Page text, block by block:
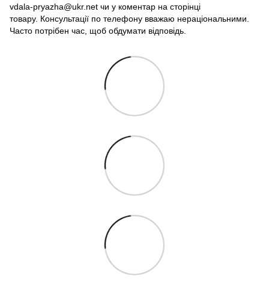
vdala-pryazha@ukr.net чи у коментар на сторінці
товару. Консультації по телефону вважаю нераціональними.
Часто потрібен час, щоб обдумати відповідь.